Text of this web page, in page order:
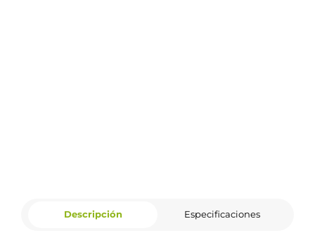
Descripción Especificaciones